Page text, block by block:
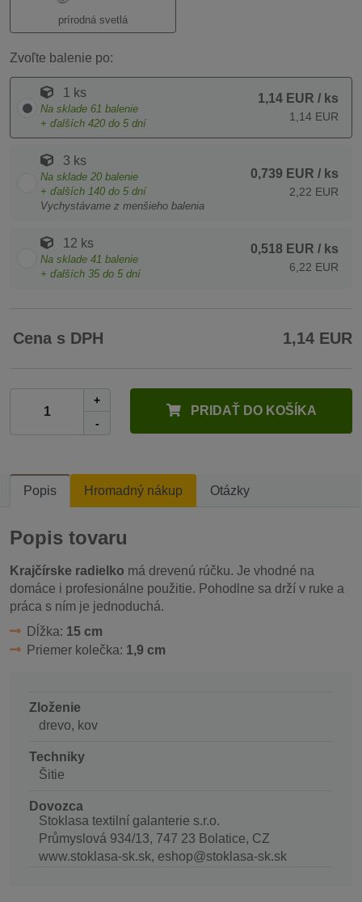
prírodná svetlá
Zvoľte balenie po:
1 ks
Na sklade 61 balenie
+ ďalších 420 do 5 dní
1,14 EUR / ks
1,14 EUR
3 ks
Na sklade 20 balenie
+ ďalších 140 do 5 dní
Vychystávame z menšieho balenia
0,739 EUR / ks
2,22 EUR
12 ks
Na sklade 41 balenie
+ ďalších 35 do 5 dní
0,518 EUR / ks
6,22 EUR
Cena s DPH 1,14 EUR
+
-
PRIDAŤ DO KOŠÍKA
Popis Hromadný nákup Otázky
Popis tovaru
Krajčírske radielko má drevenú rúčku. Je vhodné na
domáce i profesionálne použitie. Pohodlne sa drží v ruke a
práca s ním je jednoduchá.
Dĺžka: 15 cm
Priemer kolečka: 1,9 cm
Zloženie
drevo, kov
Techniky
Šitie
Dovozca
Stoklasa textilní galanterie s.r.o.
Průmyslová 934/13, 747 23 Bolatice, CZ
www.stoklasa-sk.sk, eshop@stoklasa-sk.sk